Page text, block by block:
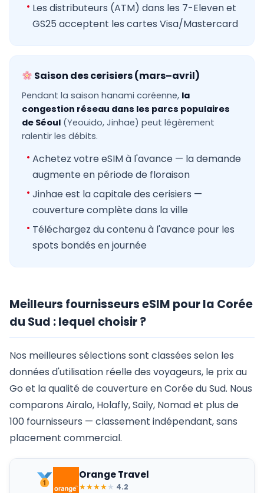
Les distributeurs (ATM) dans les 7-Eleven et
GS25 acceptent les cartes Visa/Mastercard
Saison des cerisiers (mars–avril)
Pendant la saison hanami coréenne, la
congestion réseau dans les parcs populaires
de Séoul (Yeouido, Jinhae) peut légèrement
ralentir les débits.
Achetez votre eSIM à l'avance — la demande
augmente en période de floraison
Jinhae est la capitale des cerisiers —
couverture complète dans la ville
Téléchargez du contenu à l'avance pour les
spots bondés en journée
Meilleurs fournisseurs eSIM pour la Corée
du Sud : lequel choisir ?
Nos meilleures sélections sont classées selon les
données d'utilisation réelle des voyageurs, le prix au
Go et la qualité de couverture en Corée du Sud. Nous
comparons Airalo, Holafly, Saily, Nomad et plus de
100 fournisseurs — classement indépendant, sans
placement commercial.
Orange Travel
★★★★★ 4.2